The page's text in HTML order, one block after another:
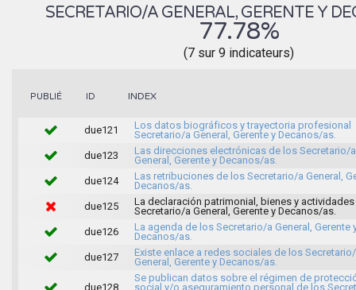
SECRETARIO/A GENERAL, GERENTE Y
77.78%
(7 sur 9 indicateurs)
PUBLIÉ ID INDEX
due121
Los datos biográficos y trayectoria profesional
Secretario/a General, Gerente y Decanos/as.
due123
Las direcciones electrónicas de los Secretario/a
General, Gerente y Decanos/as.
due124
Las retribuciones de los Secretario/a General,
Decanos/as.
due125
La declaración patrimonial, bienes y
Secretario/a General, Gerente y Decanos/as.
due126
La agenda de los Secretario/a General, Gerente
Decanos/as.
due127
Existe enlace a redes sociales de los
General, Gerente y Decanos/as.
due128
Se publican datos sobre el régimen de
social y/o aseguramiento personal de los